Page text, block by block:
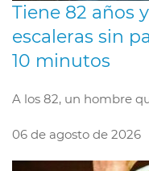
Tiene 82 años
escaleras sin
10 minutos
A los 82, un hombre
06 de agosto de 2026